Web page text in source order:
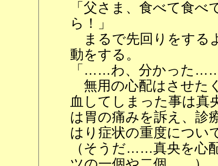
「父さま、食べて食
ら！」
まるで先回りをする
動をする。
「……わ、分かった
無用の心配はさせた
血してしまった事は真
は胃の痛みを訴え、診
はり症状の重度につい
（そうだ……真央を心